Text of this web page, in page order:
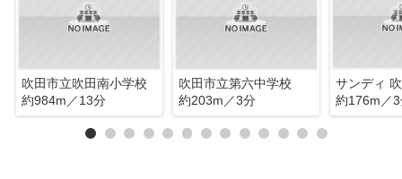
吹田市立吹田南小学校
約984m／13分
吹田市立第六中学校
約203m／3分
サンディ
約176m／